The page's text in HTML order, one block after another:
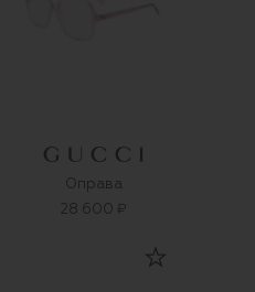
Оправа
28 600 ₽